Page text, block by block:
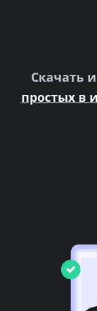
Скачать
простых в